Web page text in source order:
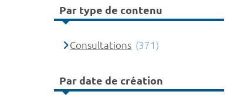
Par type de contenu
Consultations (371)
Par date de création